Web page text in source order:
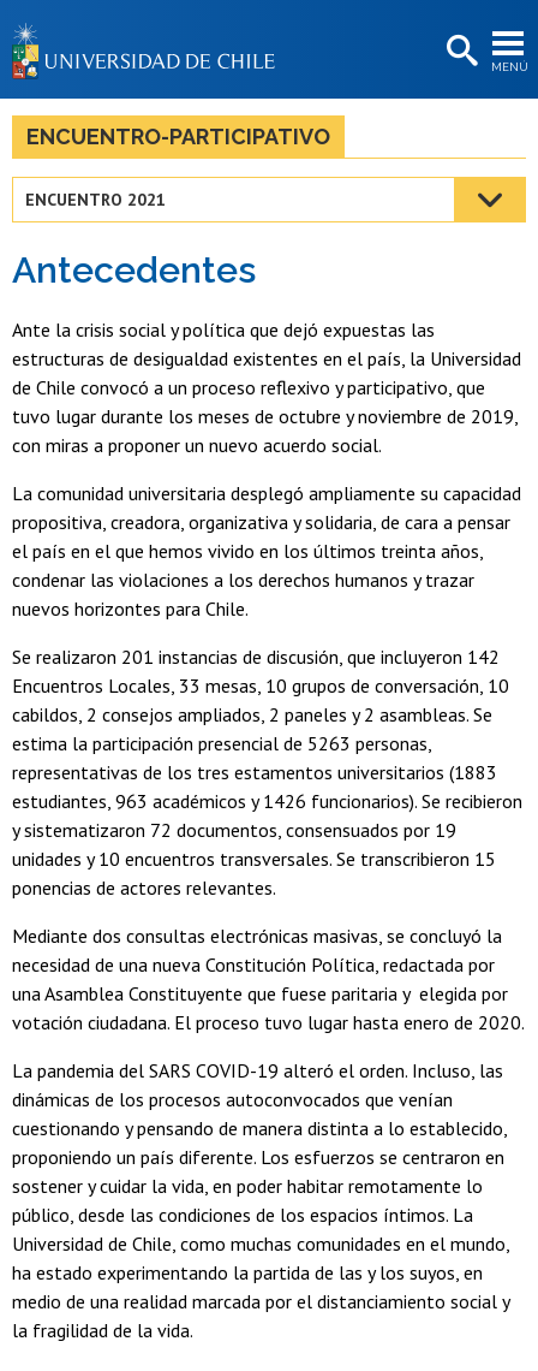
MENÚ
BIBLIOTECAS
LA UNIVERSIDAD
Estudiantes
Académicas/os
Funcionarias/os
Egresadas/os
ENCUENTRO-PARTICIPATIVO
ENCUENTRO 2021
Antecedentes
Ante la crisis social y política que dejó expuestas las
estructuras de desigualdad existentes en el país, la Universidad
de Chile convocó a un proceso reflexivo y participativo, que
tuvo lugar durante los meses de octubre y noviembre de 2019,
con miras a proponer un nuevo acuerdo social.
La comunidad universitaria desplegó ampliamente su capacidad
propositiva, creadora, organizativa y solidaria, de cara a pensar
el país en el que hemos vivido en los últimos treinta años,
condenar las violaciones a los derechos humanos y trazar
nuevos horizontes para Chile.
Se realizaron 201 instancias de discusión, que incluyeron 142
Encuentros Locales, 33 mesas, 10 grupos de conversación, 10
cabildos, 2 consejos ampliados, 2 paneles y 2 asambleas. Se
estima la participación presencial de 5263 personas,
representativas de los tres estamentos universitarios (1883
estudiantes, 963 académicos y 1426 funcionarios). Se recibieron
y sistematizaron 72 documentos, consensuados por 19
unidades y 10 encuentros transversales. Se transcribieron 15
ponencias de actores relevantes.
Mediante dos consultas electrónicas masivas, se concluyó la
necesidad de una nueva Constitución Política, redactada por
una Asamblea Constituyente que fuese paritaria y elegida por
votación ciudadana. El proceso tuvo lugar hasta enero de 2020.
La pandemia del SARS COVID-19 alteró el orden. Incluso, las
dinámicas de los procesos autoconvocados que venían
cuestionando y pensando de manera distinta a lo establecido,
proponiendo un país diferente. Los esfuerzos se centraron en
sostener y cuidar la vida, en poder habitar remotamente lo
público, desde las condiciones de los espacios íntimos. La
Universidad de Chile, como muchas comunidades en el mundo,
ha estado experimentando la partida de las y los suyos, en
medio de una realidad marcada por el distanciamiento social y
la fragilidad de la vida.